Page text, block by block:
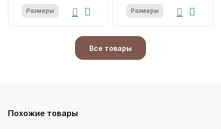
Размеры Размеры
Все товары
Похожие товары